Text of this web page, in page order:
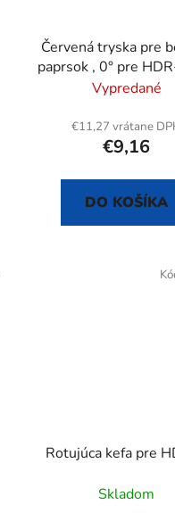
Červená tryska pre
paprsok , 0° pre
20/72-22
Vypredané
€11,27 vrátane
€9,16
DO KOŠÍKA
Rotujúca kefa pre
Skladom